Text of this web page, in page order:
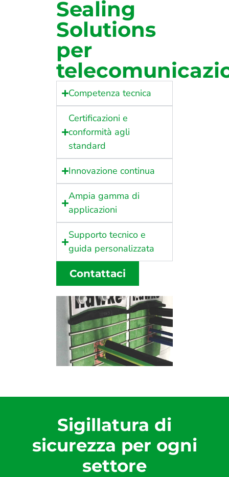
Sealing
Solutions
per
Competenza tecnica
Certificazioni e
conformità agli
standard
Innovazione continua
Ampia gamma di
applicazioni
Supporto tecnico e
guida personalizzata
Contattaci
Sigillatura di
sicurezza per ogni
settore